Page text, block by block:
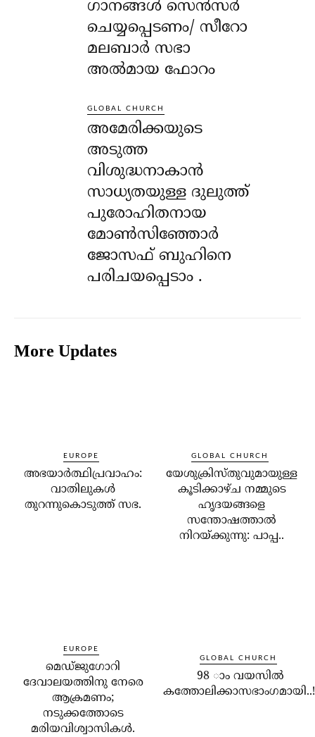
ഗാനങ്ങൾ സെൻസർ
ചെയ്യപ്പെടണം/ സീറോ
മലബാർ സഭാ
അൽമായ ഫോറം
GLOBAL CHURCH
അമേരിക്കയുടെ
അടുത്ത
വിശുദ്ധനാകാൻ
സാധ്യതയുള്ള ദുലുത്ത്
പുരോഹിതനായ
മോൺസിഞ്ഞോർ
ജോസഫ് ബുഹിനെ
പരിചയപ്പെടാം .
More Updates
EUROPE
അഭയാര്‍ത്ഥിപ്രവാഹം:
വാതിലുകള്‍
തുറന്നുകൊടുത്ത് സഭ.
GLOBAL CHURCH
യേശുക്രിസ്തുവുമായുള്ള
കൂടിക്കാഴ്ച നമ്മുടെ
ഹൃദയങ്ങളെ
സന്തോഷത്താല്‍
നിറയ്ക്കുന്നു: പാപ്പ..
EUROPE
മെഡ്ജുഗോറി
ദേവാലയത്തിനു നേരെ
ആക്രമണം;
നടുക്കത്തോടെ
മരിയവിശ്വാസികള്‍.
GLOBAL CHURCH
98 ാം വയസില്‍